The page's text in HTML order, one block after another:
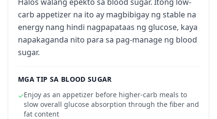
carb appetizer na ito ay magbibigay ng stable na
energy nang hindi nagpapataas ng glucose, kaya
napakaganda nito para sa pag-manage ng blood
sugar.
MGA TIP SA BLOOD SUGAR
✓Enjoy as an appetizer before higher-carb meals to
slow overall glucose absorption through the fiber and
fat content